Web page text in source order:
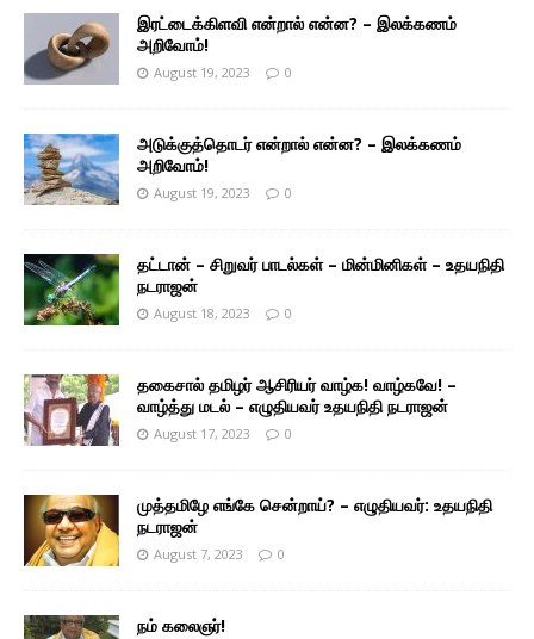
இரட்டைக்கிளவி என்றால் என்ன? – இலக்கணம்
அறிவோம்!
August 19, 2023 0
அடுக்குத்தொடர் என்றால் என்ன? – இலக்கணம்
அறிவோம்!
August 19, 2023 0
தட்டான் – சிறுவர் பாடல்கள் – மின்மினிகள் – உதயநிதி
நடராஜன்
August 18, 2023 0
தகைசால் தமிழர் ஆசிரியர் வாழ்க! வாழ்கவே! –
வாழ்த்து மடல் – எழுதியவர் உதயநிதி நடராஜன்
August 17, 2023 0
முத்தமிழே எங்கே சென்றாய்? – எழுதியவர்: உதயநிதி
நடராஜன்
August 7, 2023 0
நம் கலைஞர்!